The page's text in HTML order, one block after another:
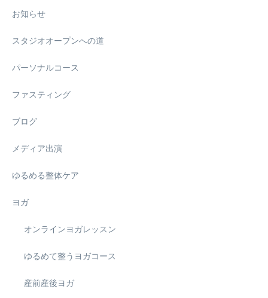
お知らせ
スタジオオープンへの道
パーソナルコース
ファスティング
ブログ
メディア出演
ゆるめる整体ケア
ヨガ
オンラインヨガレッスン
ゆるめて整うヨガコース
産前産後ヨガ